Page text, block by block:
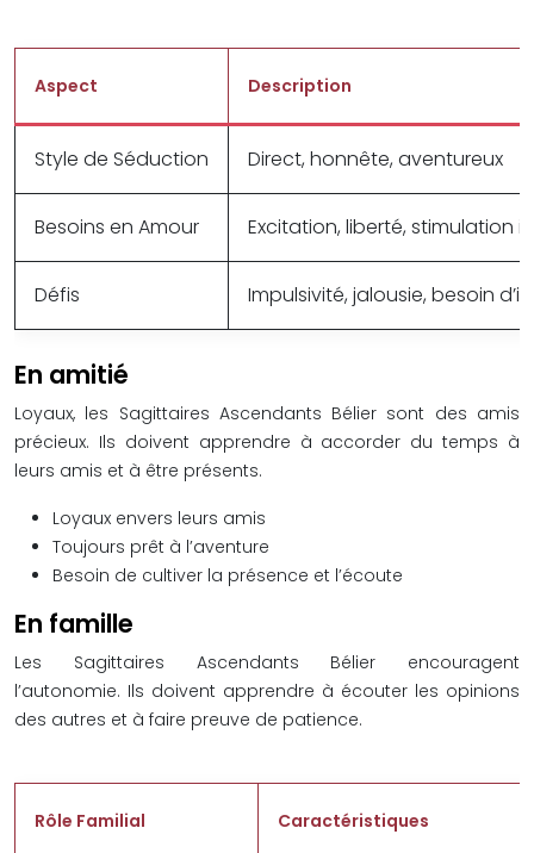
Aspect Description
Style de Séduction Direct, honnête, aventureux
Besoins en Amour Excitation, liberté, stimulation
Défis Impulsivité, jalousie, besoin
En amitié
Loyaux, les Sagittaires Ascendants Bélier sont des amis
précieux. Ils doivent apprendre à accorder du temps à
leurs amis et à être présents.
Loyaux envers leurs amis
Toujours prêt à l’aventure
Besoin de cultiver la présence et l’écoute
En famille
Les Sagittaires Ascendants Bélier encouragent
l’autonomie. Ils doivent apprendre à écouter les opinions
des autres et à faire preuve de patience.
Rôle Familial Caractéristiques